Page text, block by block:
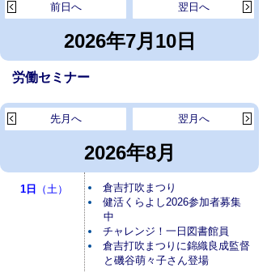
2026年7月10日
翌日へ
前日へ
労働セミナー
2026年8月
翌月へ
先月へ
1日 （土）
倉吉打吹まつり
健活くらよし2026参加者募集
中
チャレンジ！一日図書館員
倉吉打吹まつりに錦織良成監督
と磯谷萌々子さん登場